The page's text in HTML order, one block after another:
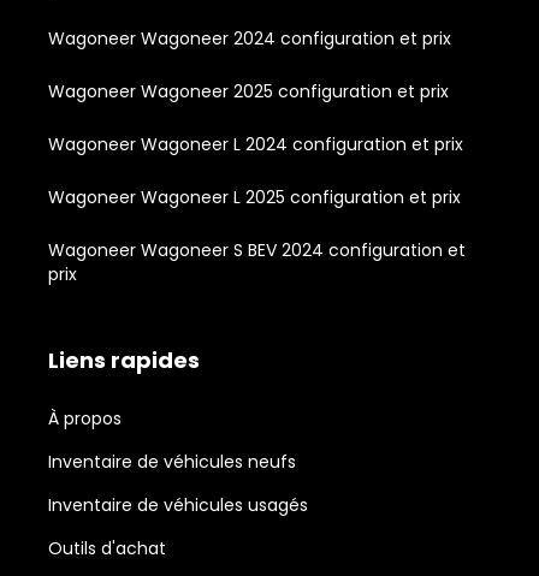
Wagoneer Wagoneer 2024 configuration et prix
Wagoneer Wagoneer 2025 configuration et prix
Wagoneer Wagoneer L 2024 configuration et prix
Wagoneer Wagoneer L 2025 configuration et prix
Wagoneer Wagoneer S BEV 2024 configuration et
prix
Liens rapides
À propos
Inventaire de véhicules neufs
Inventaire de véhicules usagés
Outils d'achat